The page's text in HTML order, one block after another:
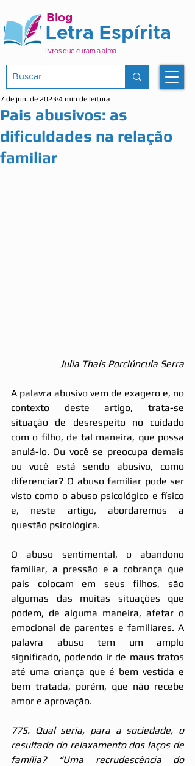
Letra Espírita
Blog
livros que curam a alma
Pais abusivos: as
dificuldades na relação
familiar
7 de jun. de 2023 4 min de leitura
Julia Thaís Porciúncula Serra
A palavra abusivo vem de exagero e, no
contexto deste artigo, trata-se
situação de desrespeito no cuidado
com o filho, de tal maneira, que possa
anulá-lo. Ou você se preocupa demais
ou você está sendo abusivo, como
diferenciar? O abuso familiar pode ser
visto como o abuso psicológico e físico
e, neste artigo, abordaremos a
questão psicológica.
O abuso sentimental, o abandono
familiar, a pressão e a cobrança que
pais colocam em seus filhos, são
algumas das muitas situações que
podem, de alguma maneira, afetar o
emocional de parentes e familiares. A
palavra abuso tem um amplo
significado, podendo ir de maus tratos
até uma criança que é bem vestida e
bem tratada, porém, que não recebe
amor e aprovação.
775. Qual seria, para a sociedade, o
resultado do relaxamento dos laços de
família? “Uma recrudescência do